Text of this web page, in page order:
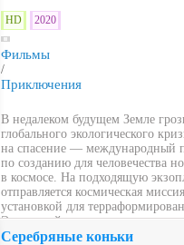
HD 2020
Фильмы
/
Приключения
В недалеком будущем Земле
глобального экологического
на спасение — международный
по созданию для человечества
в космосе. На подходящую
отправляется космическая
установкой для
Это устройство должн...
Серебряные коньки